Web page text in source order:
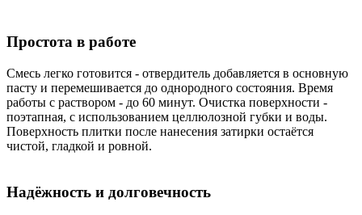
Простота в работе
Смесь легко готовится - отвердитель добавляется в основную
пасту и перемешивается до однородного состояния. Время
работы с раствором - до 60 минут. Очистка поверхности -
поэтапная, с использованием целлюлозной губки и воды.
Поверхность плитки после нанесения затирки остаётся
чистой, гладкой и ровной.
Надёжность и долговечность